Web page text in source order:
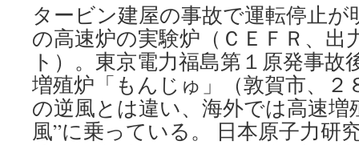
タービン建屋の事故で運転停止
の高速炉の実験炉（ＣＥＦＲ、出
ト）。東京電力福島第１原発事故
増殖炉「もんじゅ」（敦賀市、２
の逆風とは違い、海外では高速増
風”に乗っている。 日本原子力研